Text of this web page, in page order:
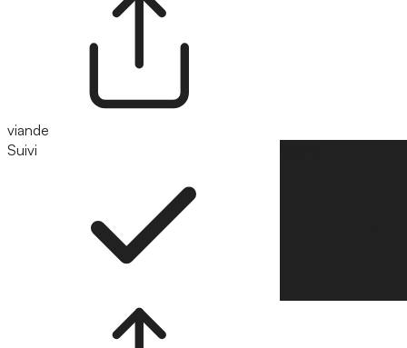
viande
Suivi